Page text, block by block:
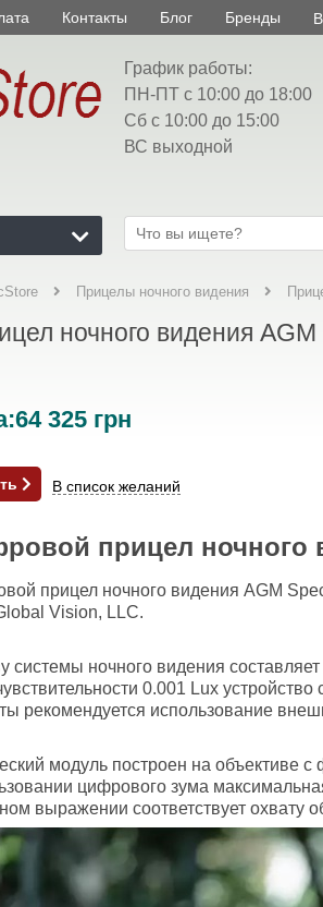
Контакты Блог Бренды
График работы:
ПН-ПТ с 10:00 до 18:00
Сб с 10:00 до 15:00
ВС выходной
Прицелы ночного видения
ночного видения
64 325 грн
В список желаний
прицел ночного
прицел ночного видения AGM
Vision, LLC.
системы ночного видения
0.001 Lux
рекомендуется использование
модуль построен на объективе
цифрового зума
выражении соответствует охвату